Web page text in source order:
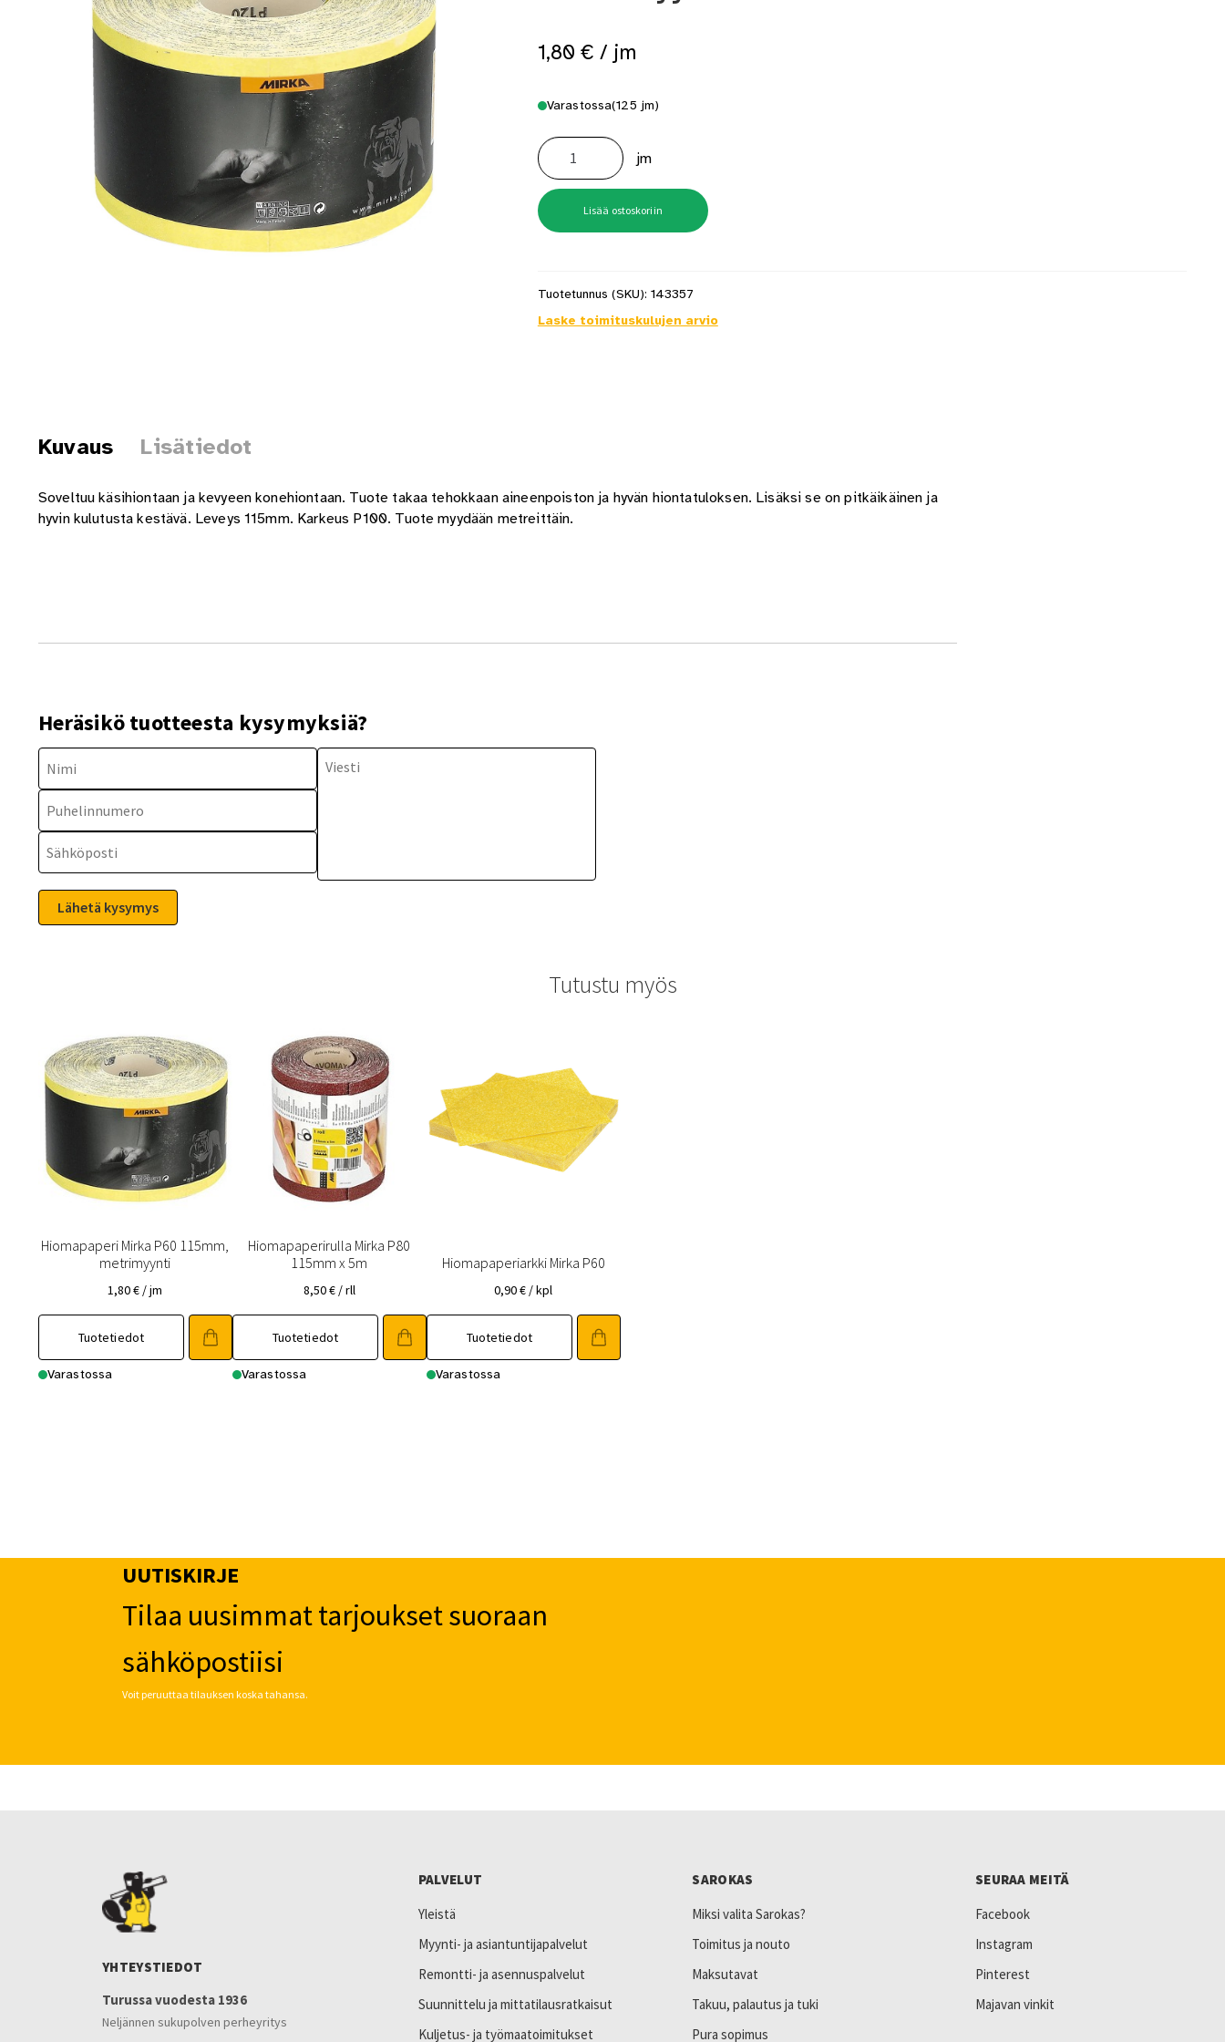
Toimitustavat- ja kulutTummuneet tai kuivat lauteet? Näin saat saunan puupinnat taas siisteiksi Usein kysytyt kysymykset (FAQ)
1,80 € / jm
Varastossa(125 jm)
Hiomapaperi
Mirka
P100
115mm,
metrimyynti
määrä
jm
Lisää ostoskoriin
Tuotetunnus (SKU): 143357
Laske toimituskulujen arvio
Kuvaus Lisätiedot
Soveltuu käsihiontaan ja kevyeen konehiontaan. Tuote takaa tehokkaan aineenpoiston ja hyvän hiontatuloksen. Lisäksi se on pitkäikäinen ja
hyvin kulutusta kestävä. Leveys 115mm. Karkeus P100. Tuote myydään metreittäin.
Heräsikö tuotteesta kysymyksiä?
Tutustu myös
Hiomapaperi Mirka P60 115mm,
metrimyynti
1,80€ / jm
Tuotetiedot
Varastossa
Hiomapaperirulla Mirka P80
115mm x 5m
8,50€ / rll
Tuotetiedot
Varastossa
Hiomapaperiarkki Mirka P60
0,90€ / kpl
Tuotetiedot
Varastossa
UUTISKIRJE
Tilaa uusimmat tarjoukset suoraan
sähköpostiisi
Voit peruuttaa tilauksen koska tahansa.
YHTEYSTIEDOT
Turussa vuodesta 1936
Neljännen sukupolven perheyritys
PALVELUT
Yleistä
Myynti- ja asiantuntijapalvelut
Remontti- ja asennuspalvelut
Suunnittelu ja mittatilausratkaisut
Kuljetus- ja työmaatoimitukset
SAROKAS
Miksi valita Sarokas?
Toimitus ja nouto
Maksutavat
Takuu, palautus ja tuki
Pura sopimus
SEURAA MEITÄ
Facebook
Instagram
Pinterest
Majavan vinkit